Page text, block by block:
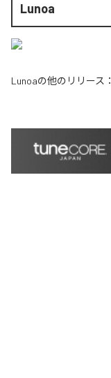
Lunoa
Lunoaの他のリリース：